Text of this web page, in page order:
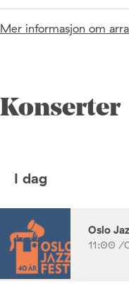
Mer informasjon om
Konserter
I dag
Oslo
11:00 /